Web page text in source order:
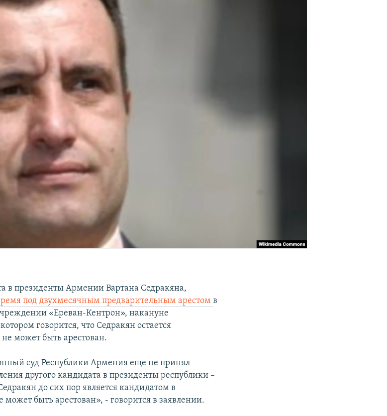
в президенты Армении Вартана Седракяна,
под двухмесячным предварительным арестомв
«Ереван-Кентрон», накануне
говорится, что Седракян остается
может быть арестован.
суд Республики Армения еще не принял
другого кандидата в президенты республики –
до сих пор является кандидатом в
быть арестован», - говорится в заявлении.